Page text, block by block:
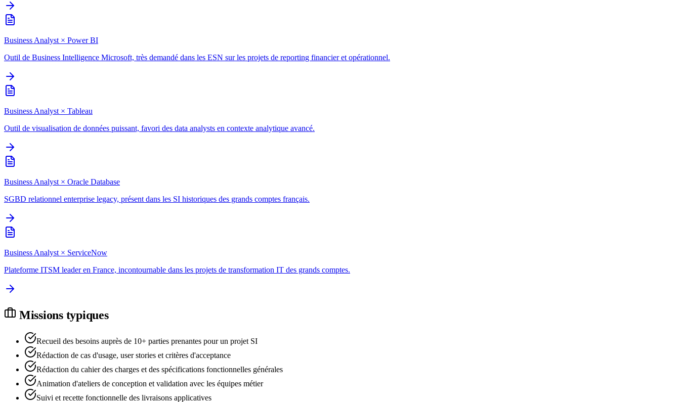
Business Analyst × Power BI
Outil de Business Intelligence Microsoft, très demandé dans les ESN sur les projets de reporting financier et opérationnel.
Business Analyst × Tableau
Outil de visualisation de données puissant, favori des data analysts en contexte analytique avancé.
Business Analyst × Oracle Database
SGBD relationnel enterprise legacy, présent dans les SI historiques des grands comptes français.
Business Analyst × ServiceNow
Plateforme ITSM leader en France, incontournable dans les projets de transformation IT des grands comptes.
Missions typiques
Recueil des besoins auprès de 10+ parties prenantes pour un projet SI
Rédaction de cas d'usage, user stories et critères d'acceptance
Rédaction du cahier des charges et des spécifications fonctionnelles générales
Animation d'ateliers de conception et validation avec les équipes métier
Suivi et recette fonctionnelle des livraisons applicatives